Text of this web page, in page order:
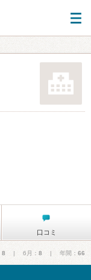
口コミ
8 | 6月： 8 | 年間： 66